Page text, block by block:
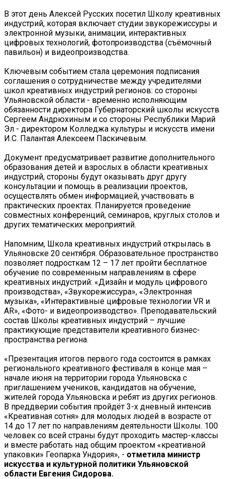
В этот день Алексей Русских посетил Школу креативных
индустрий, которая включает студии звукорежиссуры и
электронной музыки, анимации, интерактивных
цифровых технологий, фотопроизводства (съёмочный
павильон) и видеопроизводства.
Ключевым событием стала церемония подписания
соглашения о сотрудничестве между учредителями
школ креативных индустрий регионов: со стороны
Ульяновской области - временно исполняющим
обязанности директора Губернаторский школы искусств
Сергеем Андрюхиным и со стороны Республики Марий
Эл - директором Колледжа культуры и искусств имени
И.С. Палантая Алексеем Паскичевым.
Документ предусматривает развитие дополнительного
образования детей и взрослых в области креативных
индустрий, стороны будут оказывать друг другу
консультации и помощь в реализации проектов,
осуществлять обмен информацией, участвовать в
практических проектах. Планируется проведение
совместных конференций, семинаров, круглых столов и
других тематических мероприятий.
Напомним, Школа креативных индустрий открылась в
Ульяновске 20 сентября. Образовательное пространство
позволяет подросткам 12 – 17 лет пройти бесплатное
обучение по современным направлениям в сфере
креативных индустрий: «Дизайн и модуль цифрового
производства», «Звукорежиссура», «Электронная
музыка», «Интерактивные цифровые технологии VR и
AR», «Фото- и видеопроизводство». Преподавательский
состав Школы креативных индустрий – лучшие
практикующие представители креативного бизнес-
пространства региона.
«Презентация итогов первого года состоится в рамках
регионального креативного фестиваля в конце мая –
начале июня на территории города Ульяновска с
приглашением учеников, кандидатов на обучение,
жителей города Ульяновска и ребят из других регионов.
В преддверии события пройдёт 3-х дневный интенсив
«Креативная сотня» для молодых людей в возрасте от
14 до 17 лет по направлениям деятельности Школы. 100
человек со всей страны будут проходить мастер-классы
и вместе работать над общим проектом «креативной
упаковки» Геопарка Ундория», - отметила министр
искусства и культурной политики Ульяновской
области Евгения Сидорова.